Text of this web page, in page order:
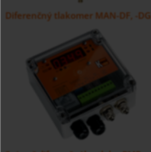
Diferenčný tlakomer MAN-DF, -DG